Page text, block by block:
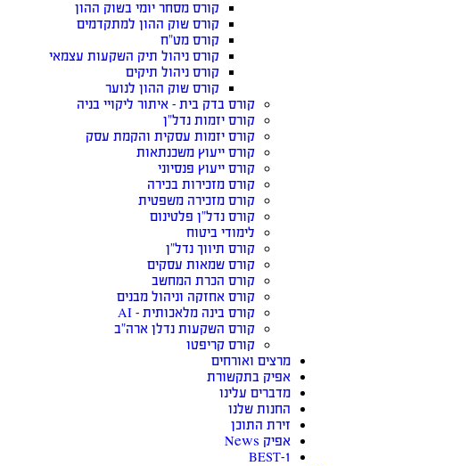
קורס מסחר יומי בשוק ההון
קורס שוק ההון למתקדמים
קורס מט”ח
קורס ניהול תיק השקעות עצמאי
קורס ניהול תיקים
קורס שוק ההון לנוער
קורס בדק בית – איתור ליקויי בניה
קורס יזמות נדל”ן
קורס יזמות עסקית והקמת עסק
קורס ייעוץ משכנתאות
קורס ייעוץ פנסיוני
קורס מזכירות בכירה
קורס מזכירה משפטית
קורס נדל”ן פלטינום
לימודי ביטוח
קורס תיווך נדל”ן
קורס שמאות עסקים
קורס הכרת המחשב
קורס אחזקה וניהול מבנים
קורס בינה מלאכותית – AI
קורס השקעות נדלן ארה”ב
קורס קריפטו
מרצים ואורחים
אפיק בתקשורת
מדברים עלינו
החנות שלנו
זירת התוכן
אפיק News
BEST-1